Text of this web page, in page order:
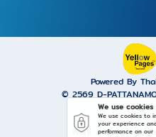
Powered By
© 2569 D-
All rights
Work is secure
We use cookies
We use cookies to
your experience
performance on our